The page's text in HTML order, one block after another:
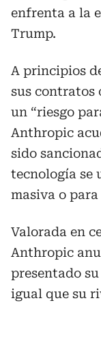
enfrenta a la
Trump.
A principios
sus contratos
un “riesgo
Anthropic
sido
tecnología se
masiva o
Valorada en
Anthropic
presentado
igual que su